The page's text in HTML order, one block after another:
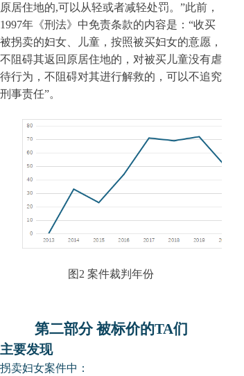
原居住地的,可以从轻或者减轻处罚。 ”此前，
1997年《刑法》中免责条款的内容是：“收买
被拐卖的妇女、儿童，按照被买妇女的意愿，
不阻碍其返回原居住地的，对被买儿童没有虐
待行为，不阻碍对其进行解救的，可以不追究
刑事责任”。
图 2 案件裁判年份
第二部分 被标价的TA们
主要发现
拐卖妇女案件中：